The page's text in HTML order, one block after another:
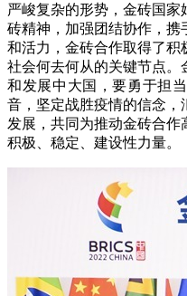
严峻复杂的形势，金砖国
砖精神，加强团结协作，携
和活力，金砖合作取得了
社会何去何从的关键节点。
和发展中大国，要勇于担
音，坚定战胜疫情的信念
发展，共同为推动金砖合作
积极、稳定、建设性力量。